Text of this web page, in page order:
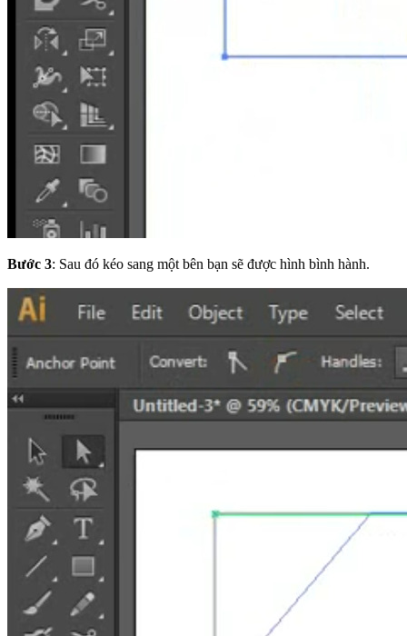
Bước 3: Sau đó kéo sang một bên bạn sẽ được hình bình hành.